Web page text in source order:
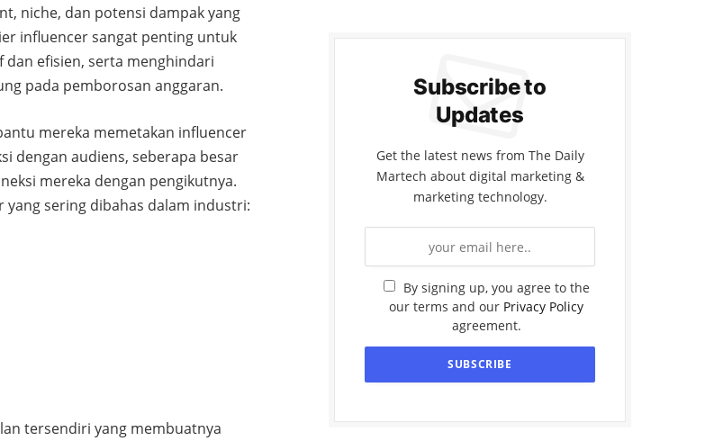
niche, dan potensi dampak yang
influencer sangat penting untuk
efisien, serta menghindari
pada pemborosan anggaran.
mereka memetakan influencer
dengan audiens, seberapa besar
mereka dengan pengikutnya.
sering dibahas dalam industri:
tersendiri yang membuatnya
Subscribe to
Updates
Get the latest news from The Daily
Martech about digital marketing &
marketing technology.
By signing up, you agree to the
our terms and our Privacy Policy
agreement.